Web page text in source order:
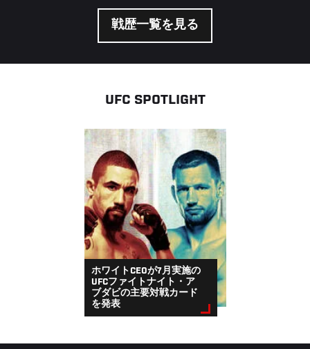
戦歴一覧を見る
UFC SPOTLIGHT
ホワイトCEOが7月実施の
UFCファイトナイト・ア
ブダビの主要対戦カード
を発表